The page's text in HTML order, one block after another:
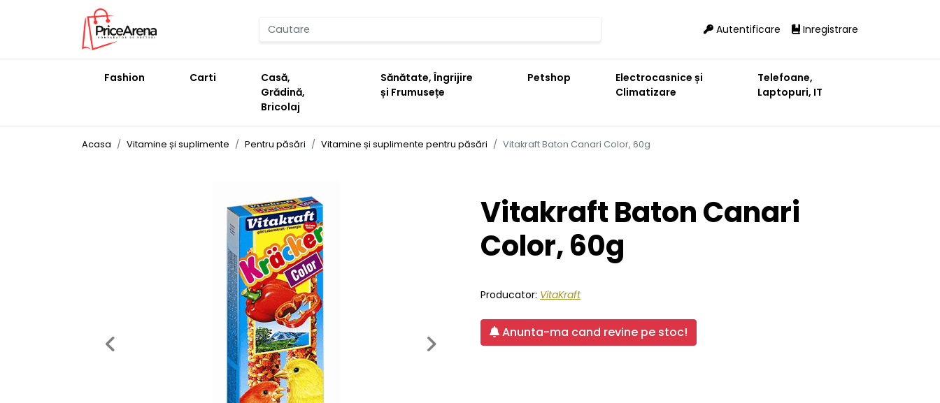
Autentificare Inregistrare
Fashion Carti
Casă,
Grădină,
Bricolaj
Sănătate, Îngrijire
și Frumusețe
Petshop
Electrocasnice și
Climatizare
Telefoane,
Laptopuri, IT
Acasa Vitamine și suplimente Pentru păsări Vitamine și suplimente pentru păsări Vitakraft Baton Canari Color, 60g
Previous Next
Vitakraft Baton Canari
Color, 60g
Producator: VitaKraft
Anunta-ma cand revine pe stoc!